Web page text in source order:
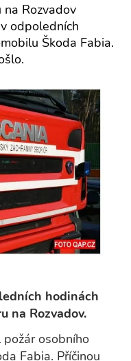
Rozvadov
odpoledních
Škoda Fabia.
hodinách
na Rozvadov.
osobního
Fabia. Příčinou